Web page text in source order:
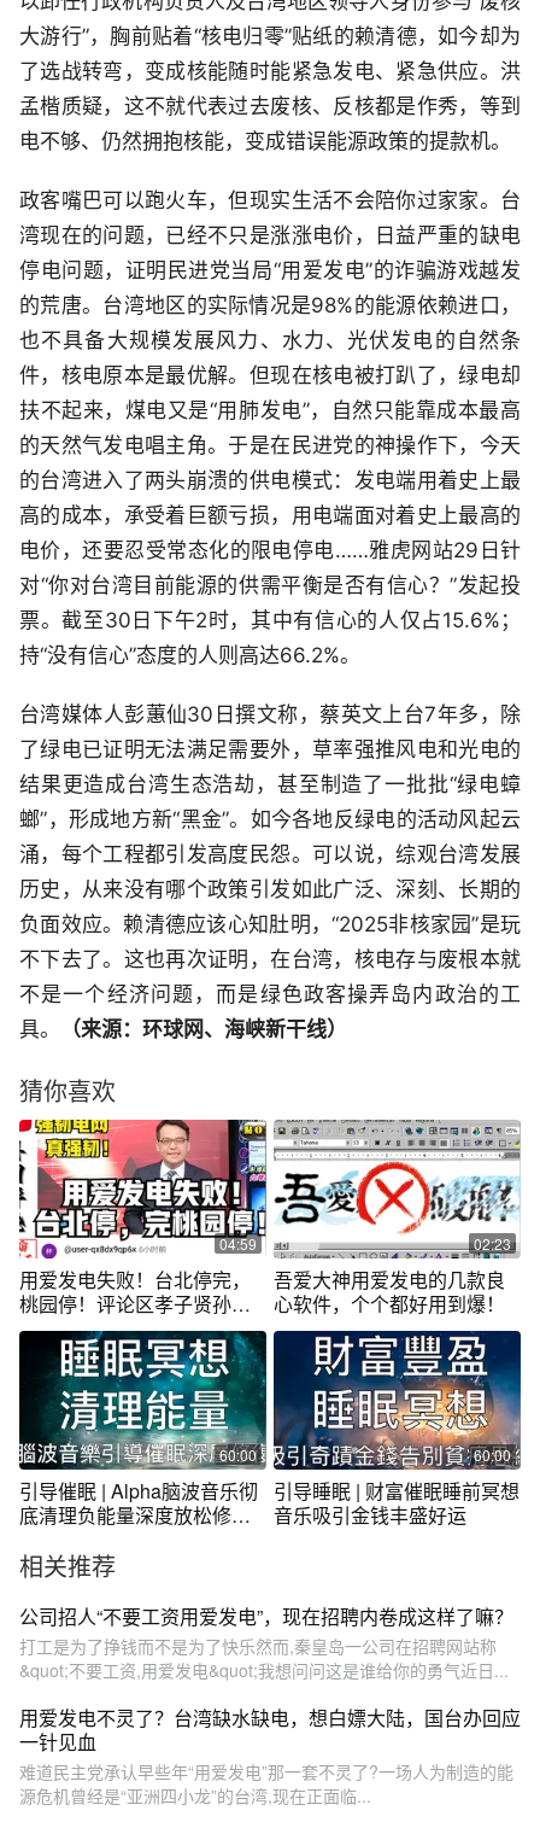
大游行”，胸前贴着“核电归零”贴纸的赖清德，如今却为
了选战转弯，变成核能随时能紧急发电、紧急供应。洪
孟楷质疑，这不就代表过去废核、反核都是作秀，等到
电不够、仍然拥抱核能，变成错误能源政策的提款机。
政客嘴巴可以跑火车，但现实生活不会陪你过家家。台
湾现在的问题，已经不只是涨涨电价，日益严重的缺电
停电问题，证明民进党当局“用爱发电”的诈骗游戏越发
的荒唐。台湾地区的实际情况是98%的能源依赖进口，
也不具备大规模发展风力、水力、光伏发电的自然条
件，核电原本是最优解。但现在核电被打趴了，绿电却
扶不起来，煤电又是“用肺发电”，自然只能靠成本最高
的天然气发电唱主角。于是在民进党的神操作下，今天
的台湾进入了两头崩溃的供电模式：发电端用着史上最
高的成本，承受着巨额亏损，用电端面对着史上最高的
电价，还要忍受常态化的限电停电……雅虎网站29日针
对“你对台湾目前能源的供需平衡是否有信心？”发起投
票。截至30日下午2时，其中有信心的人仅占15.6%；
持“没有信心”态度的人则高达66.2%。
台湾媒体人彭蕙仙30日撰文称，蔡英文上台7年多，除
了绿电已证明无法满足需要外，草率强推风电和光电的
结果更造成台湾生态浩劫，甚至制造了一批批“绿电蟑
螂”，形成地方新“黑金”。如今各地反绿电的活动风起云
涌，每个工程都引发高度民怨。可以说，综观台湾发展
历史，从来没有哪个政策引发如此广泛、深刻、长期的
负面效应。赖清德应该心知肚明，“2025非核家园”是玩
不下去了。这也再次证明，在台湾，核电存与废根本就
不是一个经济问题，而是绿色政客操弄岛内政治的工
具。
（来源：环球网、海峡新干线）
猜你喜欢
04:59
用爱发电失败！台北停完，
桃园停！评论区孝子贤孙不
少！
02:23
吾爱大神用爱发电的几款良
心软件，个个都好用到爆！
60:00
引导催眠 | Alpha脑波音乐彻
底清理负能量深度放松修复
60:00
引导睡眠 | 财富催眠睡前冥想
音乐吸引金钱丰盛好运
相关推荐
公司招人“不要工资用爱发电”，现在招聘内卷成这样了嘛？
打工是为了挣钱而不是为了快乐然而,秦皇岛一公司在招聘网站称
&quot;不要工资,用爱发电&quot;我想问问这是谁给你的勇气近日...
用爱发电不灵了？台湾缺水缺电，想白嫖大陆，国台办回应
一针见血
难道民主党承认早些年“用爱发电”那一套不灵了?一场人为制造的能
源危机曾经是“亚洲四小龙”的台湾,现在正面临...